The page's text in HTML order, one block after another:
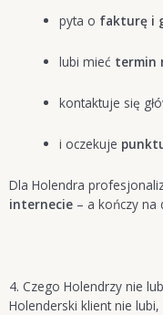
pyta o fakturę i
lubi mieć termin
kontaktuje się
i oczekuje
Dla Holendra
internecie – a kończy
4. Czego Holendrzy nie
Holenderski klient nie lubi,